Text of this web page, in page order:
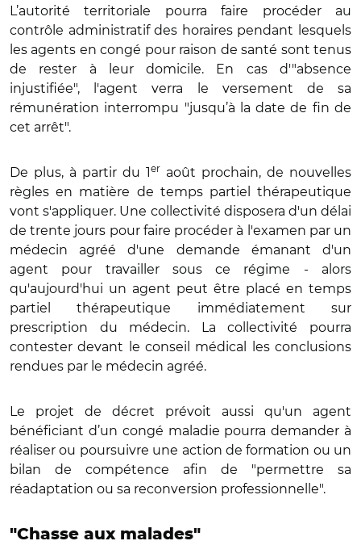
L’autorité territoriale pourra faire procéder au
contrôle administratif des horaires pendant lesquels
les agents en congé pour raison de santé sont tenus
de rester à leur domicile. En cas d'"absence
injustifiée", l'agent verra le versement de sa
rémunération interrompu "jusqu’à la date de fin de
cet arrêt".
De plus, à partir du 1er août prochain, de nouvelles
règles en matière de temps partiel thérapeutique
vont s'appliquer. Une collectivité disposera d'un délai
de trente jours pour faire procéder à l'examen par un
médecin agréé d'une demande émanant d'un
agent pour travailler sous ce régime - alors
qu'aujourd'hui un agent peut être placé en temps
partiel thérapeutique immédiatement sur
prescription du médecin. La collectivité pourra
contester devant le conseil médical les conclusions
rendues par le médecin agréé.
Le projet de décret prévoit aussi qu'un agent
bénéficiant d’un congé maladie pourra demander à
réaliser ou poursuivre une action de formation ou un
bilan de compétence afin de "permettre sa
réadaptation ou sa reconversion professionnelle".
"Chasse aux malades"